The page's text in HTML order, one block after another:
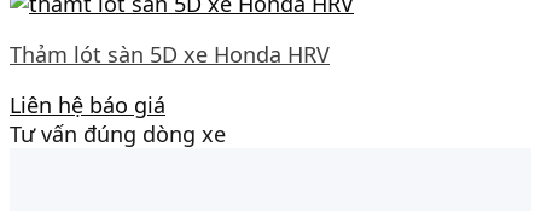
Thảm lót sàn 5D xe Honda HRV
Liên hệ báo giá
Tư vấn đúng dòng xe